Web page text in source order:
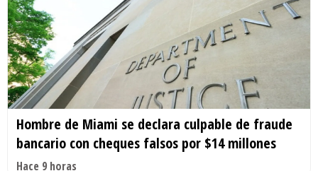
Hombre de Miami se declara culpable de fraude
bancario con cheques falsos por $14 millones
Hace 9 horas